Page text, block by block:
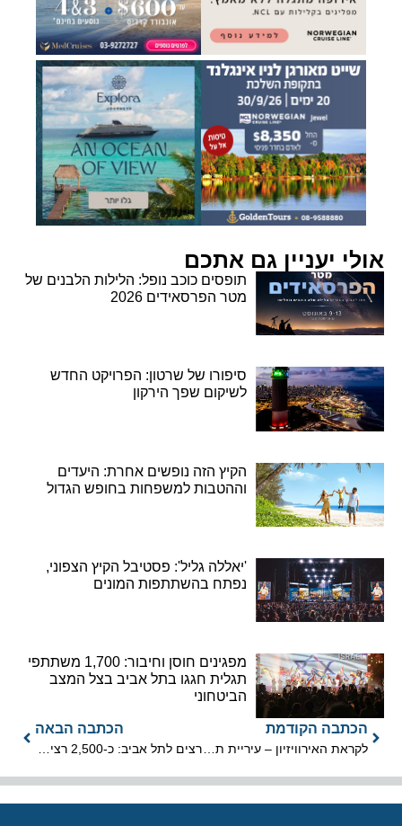
אולי יעניין גם אתכם
תופסים כוכב נופל: הלילות הלבנים של
מטר הפרסאידים 2026
סיפורו של שרטון: הפרויקט החדש
לשיקום שפך הירקון
הקיץ הזה נופשים אחרת: היעדים
וההטבות למשפחות בחופש הגדול
'יאללה גליל': פסטיבל הקיץ הצפוני,
נפתח בהשתתפות המונים
מפגינים חוסן וחיבור: 1,700 משתתפי
תגלית חגגו בתל אביב בצל המצב
הביטחוני
הכתבה הקודמת
לקראת האירוויזיון – עיריית ת"א-יפו מתחילה לקשט את העיר ברוח התחרות
הכתבה הבאה
רצים לתל אביב: כ-2,500 רצים מחו"ל ישתתפו במרתון ה-11